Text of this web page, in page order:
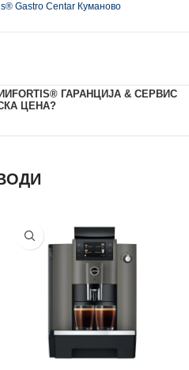
Gastro Centar Куманово
FORTIS® ГАРАНЦИЈА & СЕРВИС
ЦЕНА?